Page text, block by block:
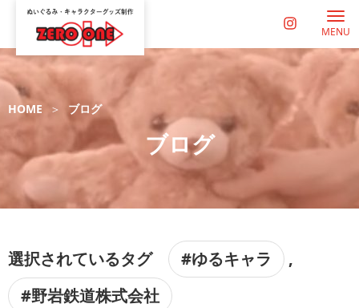
MENU
HOME ブログ
ブログ
選択されているタグ #ゆるキャラ
,
#野岩鉄道株式会社